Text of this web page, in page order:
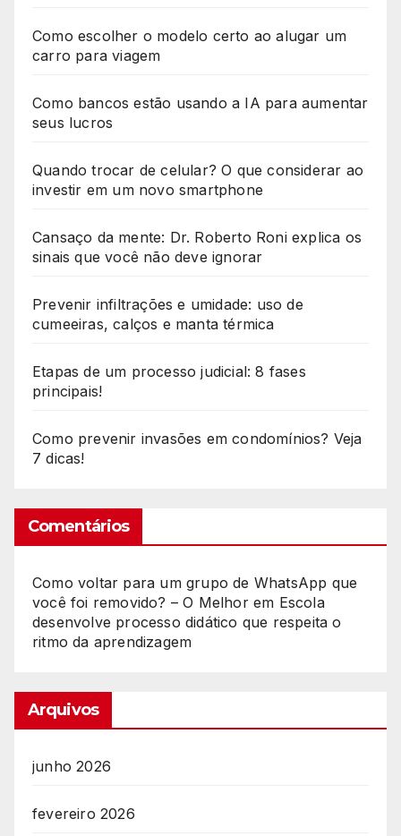
Como escolher o modelo certo ao alugar um
carro para viagem
Como bancos estão usando a IA para aumentar
seus lucros
Quando trocar de celular? O que considerar ao
investir em um novo smartphone
Cansaço da mente: Dr. Roberto Roni explica os
sinais que você não deve ignorar
Prevenir infiltrações e umidade: uso de
cumeeiras, calços e manta térmica
Etapas de um processo judicial: 8 fases
principais!
Como prevenir invasões em condomínios? Veja
7 dicas!
Comentários
Como voltar para um grupo de WhatsApp que
você foi removido? – O Melhorem Escola
desenvolve processo didático que respeita o
ritmo da aprendizagem
Arquivos
junho 2026
fevereiro 2026